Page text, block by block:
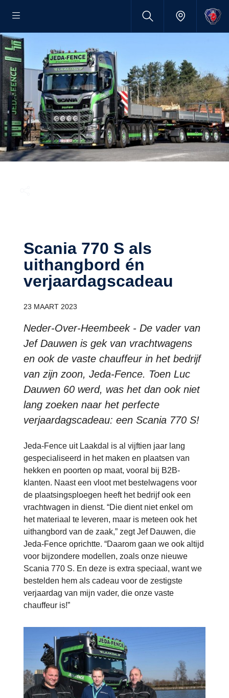
Scania 770 S als
uithangbord én
verjaardagscadeau
23 MAART 2023
Neder-Over-Heembeek - De vader van
Jef Dauwen is gek van vrachtwagens
en ook de vaste chauffeur in het bedrijf
van zijn zoon, Jeda-Fence. Toen Luc
Dauwen 60 werd, was het dan ook niet
lang zoeken naar het perfecte
verjaardagscadeau: een Scania 770 S!
Jeda-Fence uit Laakdal is al vijftien jaar lang
gespecialiseerd in het maken en plaatsen van
hekken en poorten op maat, vooral bij B2B-
klanten. Naast een vloot met bestelwagens voor
de plaatsingsploegen heeft het bedrijf ook een
vrachtwagen in dienst. “Die dient niet enkel om
het materiaal te leveren, maar is meteen ook het
uithangbord van de zaak,” zegt Jef Dauwen, die
Jeda-Fence oprichtte. “Daarom gaan we ook altijd
voor bijzondere modellen, zoals onze nieuwe
Scania 770 S. En deze is extra speciaal, want we
bestelden hem als cadeau voor de zestigste
verjaardag van mijn vader, die onze vaste
chauffeur is!”